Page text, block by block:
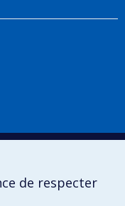
de respecter